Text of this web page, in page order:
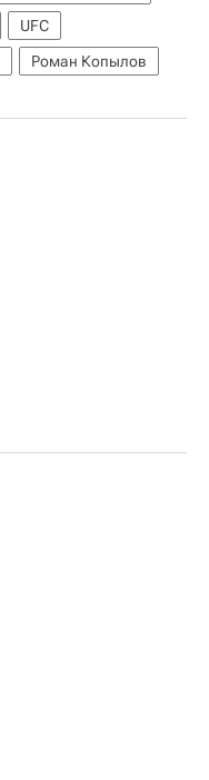
UFC
Роман Копылов